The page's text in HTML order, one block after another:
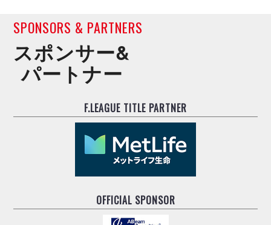
SPONSORS & PARTNERS
スポンサー&
パートナー
F.LEAGUE TITLE PARTNER
OFFICIAL SPONSOR